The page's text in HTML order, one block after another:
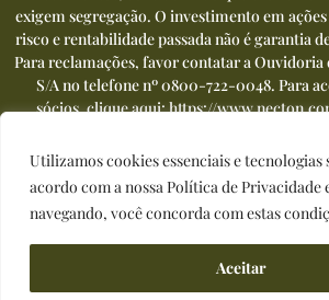
Utilizamos cookies essenciais e tecnologias
acordo com a nossa Política de Privacidade
navegando, você concorda com estas
Aceitar
exigem segregação. O investimento em
risco e rentabilidade passada não é garantia
Para reclamações, favor contatar a Ouvidoria
S/A no telefone nº0800-722-0048. Para
sócios, clique aqui:https://
Política de privacidade |
Desenvolvido porPalmer